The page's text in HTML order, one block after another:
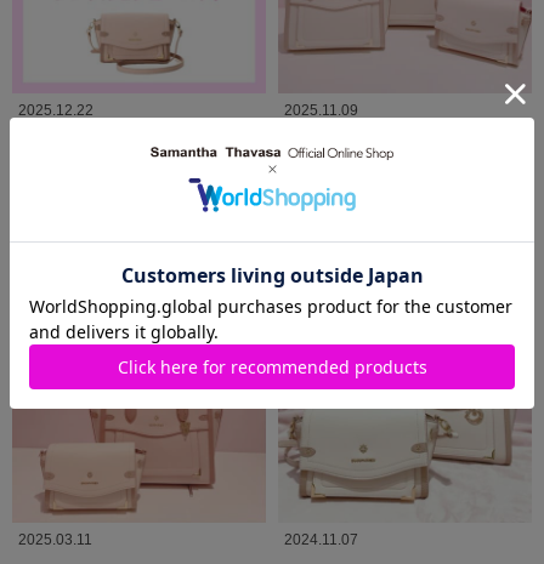
2025.12.22
【ロングセラーアイテム✨️】ツート
Samantha Thavasa
2025.11.09
♡シンプルビジューバッグ♡
近鉄パッセ店
2025.03.11
2024.11.07